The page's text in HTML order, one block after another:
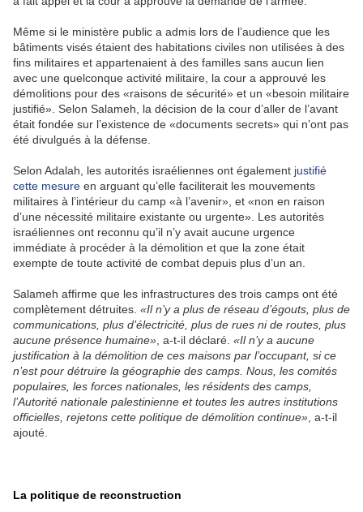
Même si le ministère public a admis lors de l’audience que les
bâtiments visés étaient des habitations civiles non utilisées à des
fins militaires et appartenaient à des familles sans aucun lien
avec une quelconque activité militaire, la cour a approuvé les
démolitions pour des «raisons de sécurité» et un «besoin militaire
justifié». Selon Salameh, la décision de la cour d’aller de l’avant
était fondée sur l’existence de «documents secrets» qui n’ont pas
été divulgués à la défense.
Selon Adalah, les autorités israéliennes ont également justifié
cette mesure en arguant qu’elle faciliterait les mouvements
militaires à l’intérieur du camp «à l’avenir», et «non en raison
d’une nécessité militaire existante ou urgente». Les autorités
israéliennes ont reconnu qu’il n’y avait aucune urgence
immédiate à procéder à la démolition et que la zone était
exempte de toute activité de combat depuis plus d’un an.
Salameh affirme que les infrastructures des trois camps ont été
complètement détruites. «Il n’y a plus de réseau d’égouts, plus de
communications, plus d’électricité, plus de rues ni de routes, plus
aucune présence humaine» , a-t-il déclaré. «Il n’y a aucune
justification à la démolition de ces maisons par l’occupant, si ce
n’est pour détruire la géographie des camps. Nous, les comités
populaires, les forces nationales, les résidents des camps,
l’Autorité nationale palestinienne et toutes les autres institutions
officielles, rejetons cette politique de démolition continue» , a-t-il
ajouté.
La politique de reconstruction